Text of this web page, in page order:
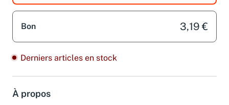
Bon 3,19 €
Derniers articles en stock
À propos